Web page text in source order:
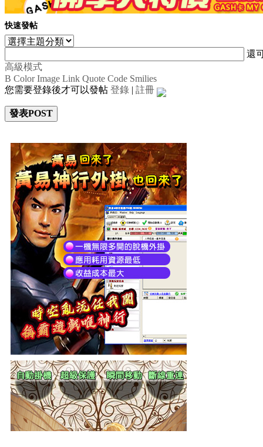
快速發帖
還
高級模式
B Color Image Link Quote Code Smilies
您需要登錄後才可以發帖 登錄 | 註冊
發表POST